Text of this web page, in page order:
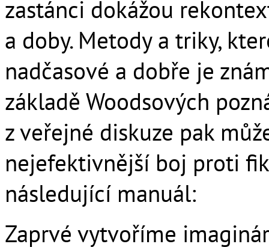
zastánci dokážou
a doby. Metody a triky,
nadčasové a dobře je
základě Woodsových
z veřejné diskuze pak
nejefektivnější boj proti
následující manuál:
Zaprvé vytvoříme